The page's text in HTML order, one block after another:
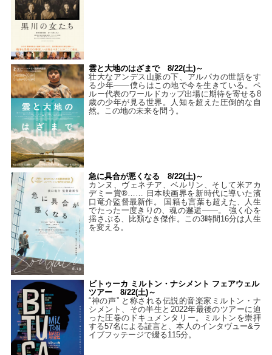
雲と大地のはざまで 8/22(土)～
壮大なアンデス山脈の下、アルパカの世話をす
る少年――僕らはこの地で今を生きている。ペ
ルー代表のワールドカップ出場に期待を寄せる8
歳の少年が見る世界。人知を超えた圧倒的な自
然。この地の未来を問う。
急に具合が悪くなる 8/22(土)～
カンヌ、ヴェネチア、ベルリン、そして米アカ
デミー賞®…… 日本映画界を新時代に導いた濱
口竜介監督最新作。 国籍も言葉も超えた、人生
でたった一度きりの、魂の邂逅――。 強く心を
揺さぶる、比類なき傑作。この3時間16分は人生
を変える。
ビトゥーカ ミルトン・ナシメント フェアウェル
ツアー 8/22(土)～
“神の声” と称される伝説的音楽家ミルトン・ナ
シメント、その半生と2022年最後のツアーに迫
った圧巻のドキュメンタリー。ミルトンを崇拝
する57名による証言と、本人のインタヴュー&ラ
イブフッテージで綴る115分。